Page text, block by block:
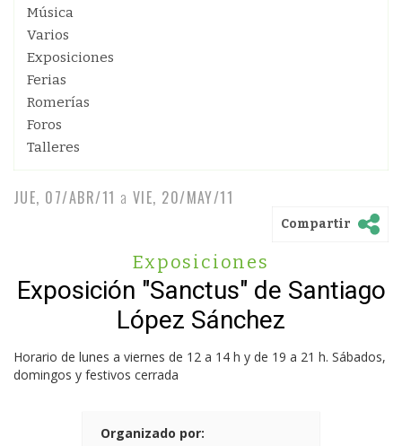
Música
Varios
Exposiciones
Ferias
Romerías
Foros
Talleres
JUE, 07/ABR/11 a VIE, 20/MAY/11
Compartir
Exposiciones
Exposición "Sanctus" de Santiago
López Sánchez
Horario de lunes a viernes de 12 a 14 h y de 19 a 21 h. Sábados,
domingos y festivos cerrada
Organizado por: